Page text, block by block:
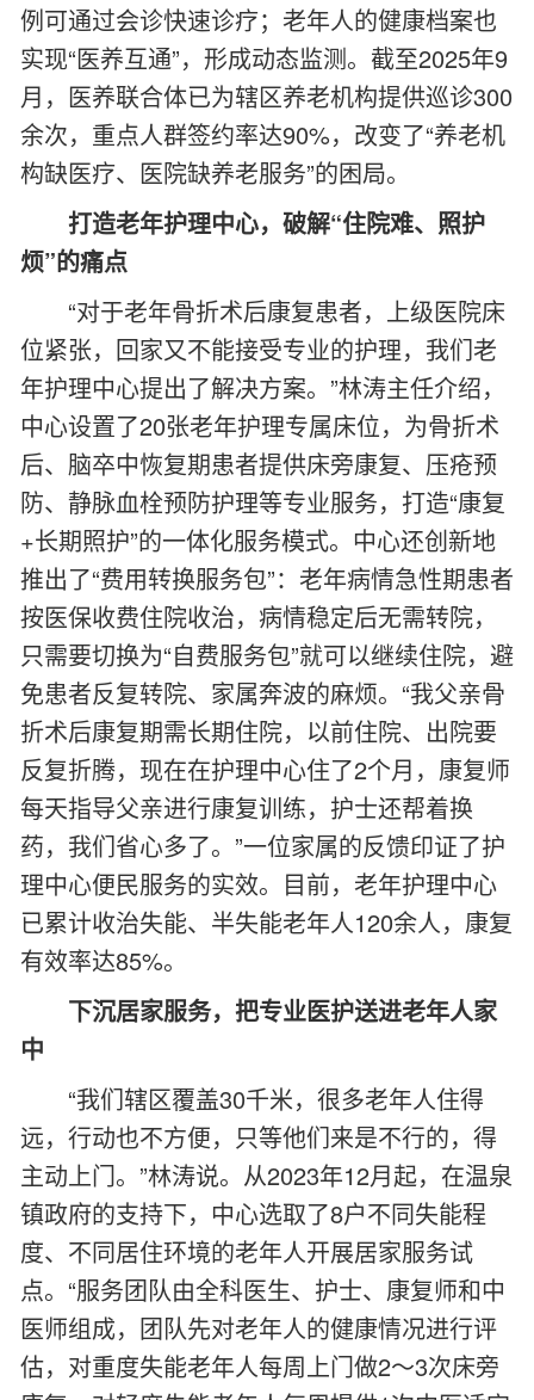
例可通过会诊快速诊疗；老年人的健康档案也
实现“医养互通”，形成动态监测。截至2025年9
月，医养联合体已为辖区养老机构提供巡诊300
余次，重点人群签约率达90%，改变了“养老机
构缺医疗、医院缺养老服务”的困局。
打造老年护理中心，破解“住院难、照护
烦”的痛点
“对于老年骨折术后康复患者，上级医院床
位紧张，回家又不能接受专业的护理，我们老
年护理中心提出了解决方案。”林涛主任介绍，
中心设置了20张老年护理专属床位，为骨折术
后、脑卒中恢复期患者提供床旁康复、压疮预
防、静脉血栓预防护理等专业服务，打造“康复
+长期照护”的一体化服务模式。中心还创新地
推出了“费用转换服务包”：老年病情急性期患者
按医保收费住院收治，病情稳定后无需转院，
只需要切换为“自费服务包”就可以继续住院，避
免患者反复转院、家属奔波的麻烦。“我父亲骨
折术后康复期需长期住院，以前住院、出院要
反复折腾，现在在护理中心住了2个月，康复师
每天指导父亲进行康复训练，护士还帮着换
药，我们省心多了。”一位家属的反馈印证了护
理中心便民服务的实效。目前，老年护理中心
已累计收治失能、半失能老年人120余人，康复
有效率达85%。
下沉居家服务，把专业医护送进老年人家
中
“我们辖区覆盖30千米，很多老年人住得
远，行动也不方便，只等他们来是不行的，得
主动上门。”林涛说。从2023年12月起，在温泉
镇政府的支持下，中心选取了8户不同失能程
度、不同居住环境的老年人开展居家服务试
点。“服务团队由全科医生、护士、康复师和中
医师组成，团队先对老年人的健康情况进行评
估，对重度失能老年人每周上门做2～3次床旁